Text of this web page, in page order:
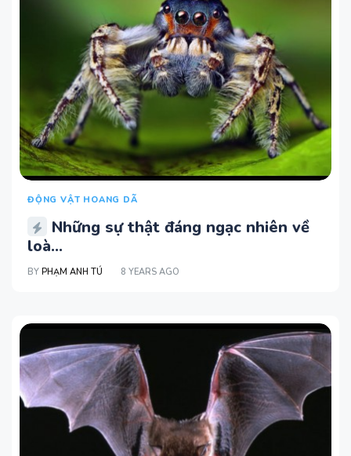
ĐỘNG VẬT HOANG DÃ
Những sự thật đáng ngạc nhiên về
loà...
BY PHẠM ANH TÚ 8 YEARS AGO